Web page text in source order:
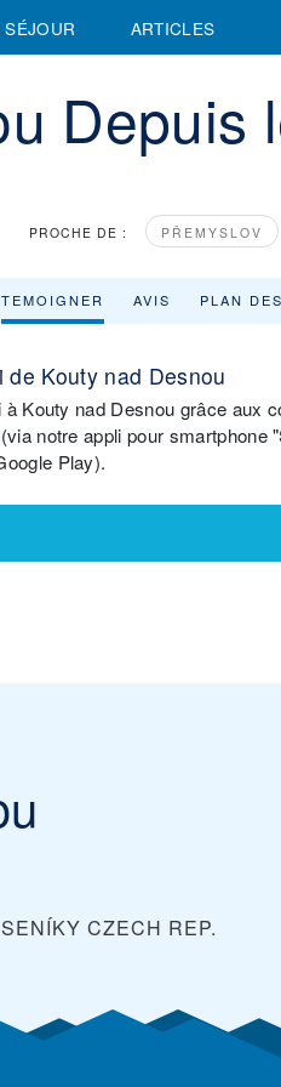
ARTICLES
Depuis
PROCHE DE : PŘEMYSLOV
TEMOIGNER AVIS PLAN
Kouty nad Desnou
Kouty nad Desnou grâce aux
notre appli pour smartphone
Play).
CZECH REP.